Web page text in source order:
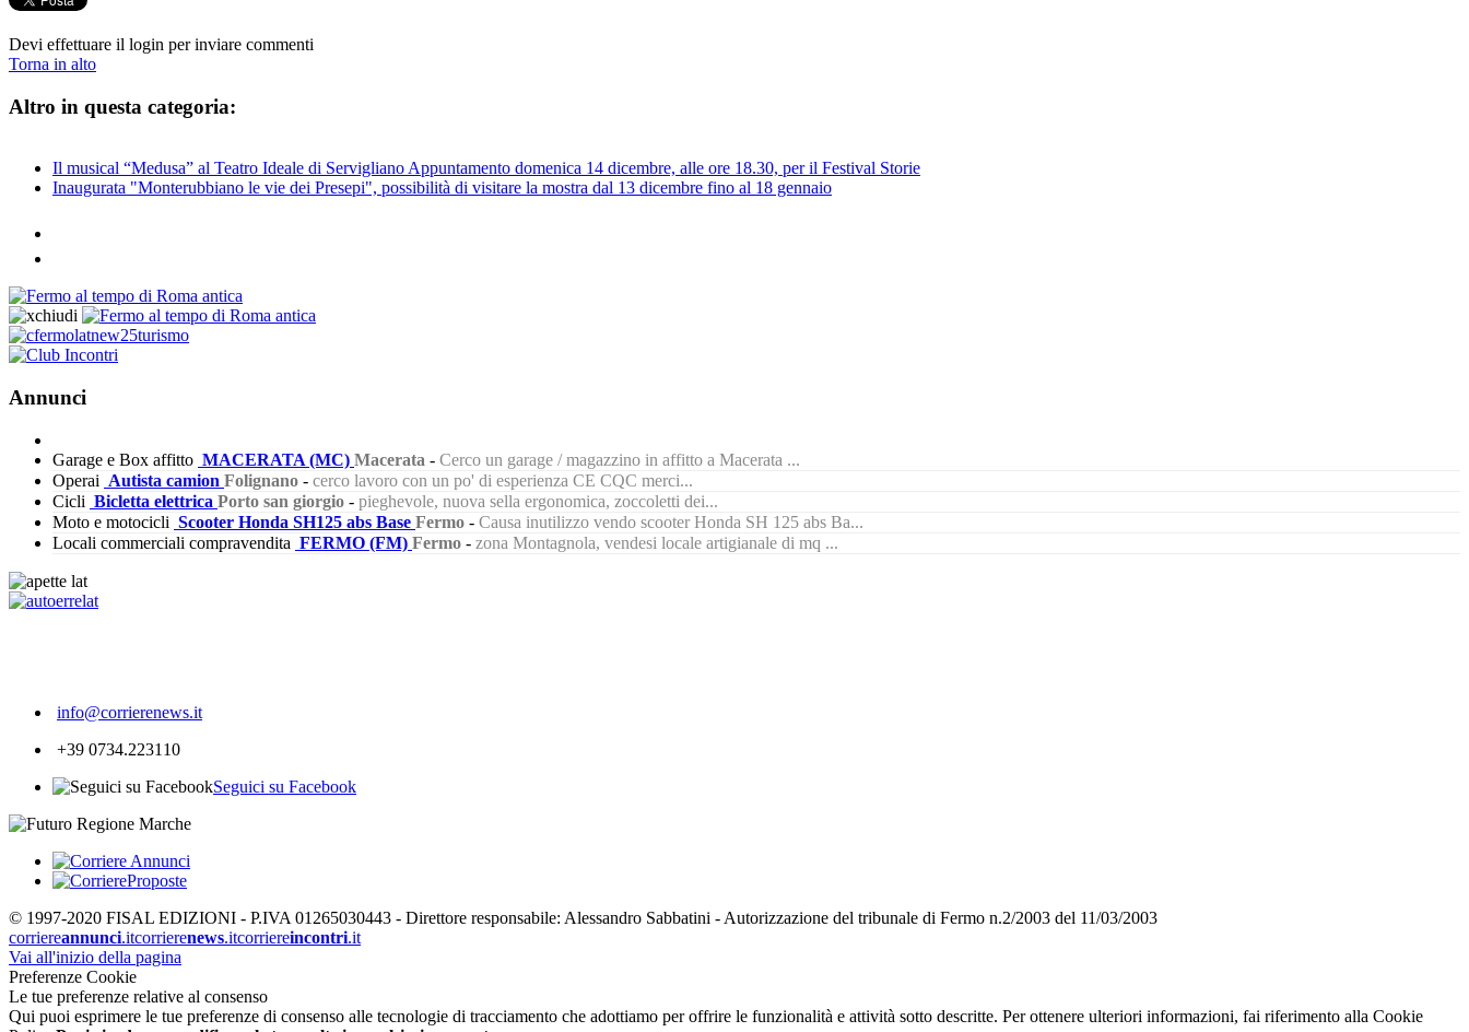
Devi effettuare il login per inviare commenti
Torna in alto
Altro in questa categoria:
Il musical “Medusa” al Teatro Ideale di Servigliano Appuntamento domenica 14 dicembre, alle ore 18.30, per il Festival Storie
Inaugurata "Monterubbiano le vie dei Presepi", possibilità di visitare la mostra dal 13 dicembre fino al 18 gennaio
Annunci
Garage e Box affitto MACERATA (MC) Macerata - Cerco un garage / magazzino in affitto a Macerata ...
Operai Autista camion Folignano - cerco lavoro con un po' di esperienza CE CQC merci...
Cicli Bicletta elettrica Porto san giorgio - pieghevole, nuova sella ergonomica, zoccoletti dei...
Moto e motocicli Scooter Honda SH125 abs Base Fermo - Causa inutilizzo vendo scooter Honda SH 125 abs Ba...
Locali commerciali compravendita FERMO (FM) Fermo - zona Montagnola, vendesi locale artigianale di mq ...
info@corrierenews.it
+39 0734.223110
Seguici su Facebook
© 1997-2020 FISAL EDIZIONI - P.IVA 01265030443 - Direttore responsabile: Alessandro Sabbatini - Autorizzazione del tribunale di Fermo n.2/2003 del 11/03/2003
corriereannunci.itcorrierenews.itcorriereincontri.it
Vai all'inizio della pagina
Preferenze Cookie
Le tue preferenze relative al consenso
Qui puoi esprimere le tue preferenze di consenso alle tecnologie di tracciamento che adottiamo per offrire le funzionalità e attività sotto descritte. Per ottenere ulteriori informazioni, fai riferimento alla Cookie